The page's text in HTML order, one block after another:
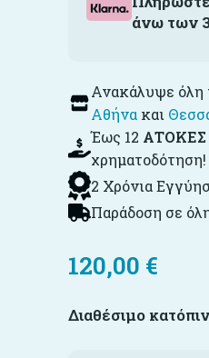
άνω των
Ανακάλυψε όλη
Αθήνακαι
Έως 12 ΑΤΟΚΕΣ
χρηματοδότηση!
2 Χρόνια
Παράδοση σε
120,00 €
Διαθέσιμο